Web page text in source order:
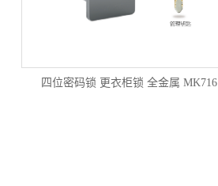
四位密码锁 更衣柜锁 全金属 MK716